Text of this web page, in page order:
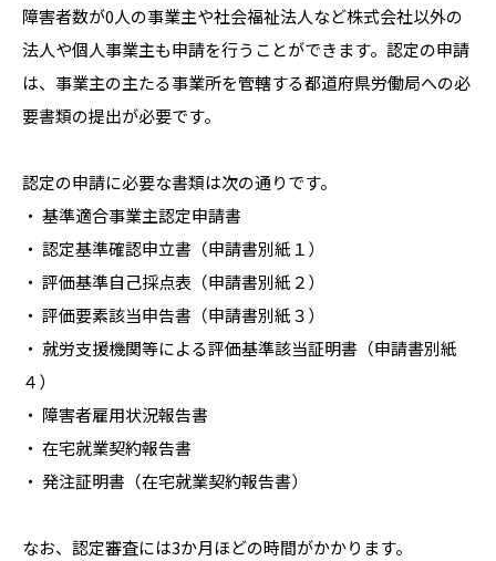
障害者数が0人の事業主や社会福祉法人など株式会社以外の
法人や個人事業主も申請を行うことができます。認定の申請
は、事業主の主たる事業所を管轄する都道府県労働局への必
要書類の提出が必要です。
認定の申請に必要な書類は次の通りです。
・ 基準適合事業主認定申請書
・ 認定基準確認申立書（申請書別紙１）
・ 評価基準自己採点表（申請書別紙２）
・ 評価要素該当申告書（申請書別紙３）
・ 就労支援機関等による評価基準該当証明書（申請書別紙
４）
・ 障害者雇用状況報告書
・ 在宅就業契約報告書
・ 発注証明書（在宅就業契約報告書）
なお、認定審査には3か月ほどの時間がかかります。